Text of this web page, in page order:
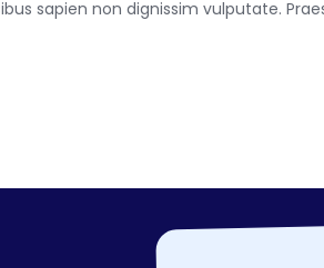
sapien non dignissim vulputate.